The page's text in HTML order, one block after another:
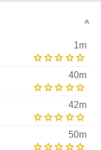
1m
40m
42m
50m